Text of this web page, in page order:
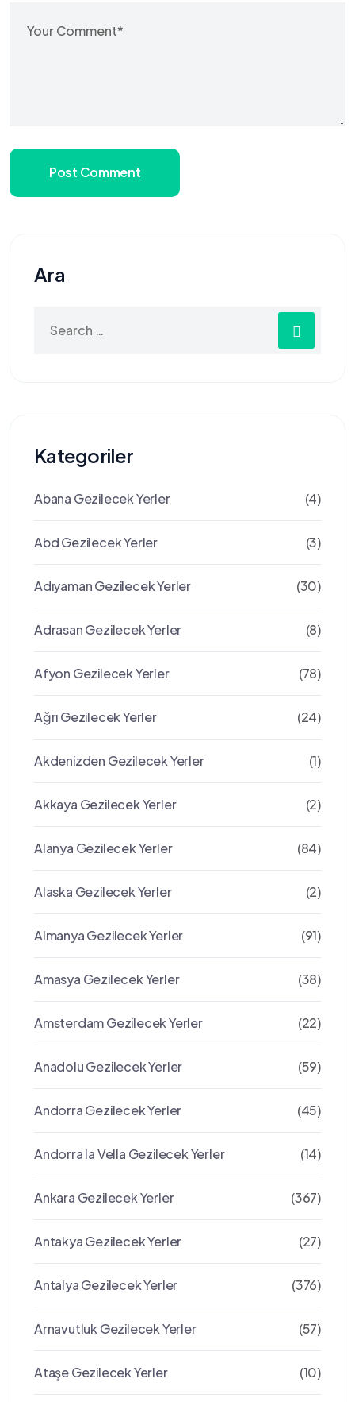
Post Comment
Ara
for:
Kategoriler
Abana Gezilecek Yerler (4)
Abd Gezilecek Yerler (3)
Adıyaman Gezilecek Yerler (30)
Adrasan Gezilecek Yerler (8)
Afyon Gezilecek Yerler (78)
Ağrı Gezilecek Yerler (24)
Akdenizden Gezilecek Yerler (1)
Akkaya Gezilecek Yerler (2)
Alanya Gezilecek Yerler (84)
Alaska Gezilecek Yerler (2)
Almanya Gezilecek Yerler (91)
Amasya Gezilecek Yerler (38)
Amsterdam Gezilecek Yerler (22)
Anadolu Gezilecek Yerler (59)
Andorra Gezilecek Yerler (45)
Andorra la Vella Gezilecek Yerler (14)
Ankara Gezilecek Yerler (367)
Antakya Gezilecek Yerler (27)
Antalya Gezilecek Yerler (376)
Arnavutluk Gezilecek Yerler (57)
Ataşe Gezilecek Yerler (10)